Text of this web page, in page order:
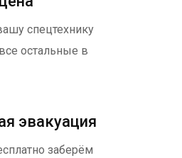
спецтехнику
остальные в
эвакуация
заберём